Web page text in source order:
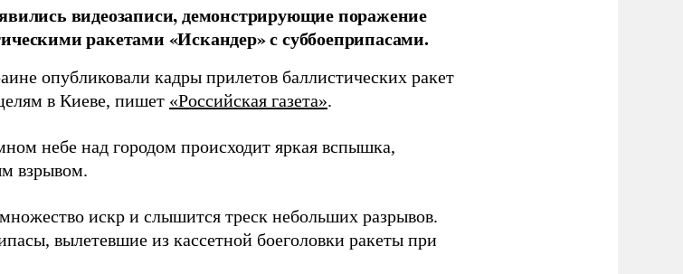
видеозаписи, демонстрирующие поражение
ракетами «Искандер» с суббоеприпасами.
опубликовали кадры прилетов баллистических ракет
в Киеве, пишет «Российская газета».
небе над городом происходит яркая вспышка,
взрывом.
искр и слышится треск небольших разрывов.
вылетевшие из кассетной боеголовки ракеты при